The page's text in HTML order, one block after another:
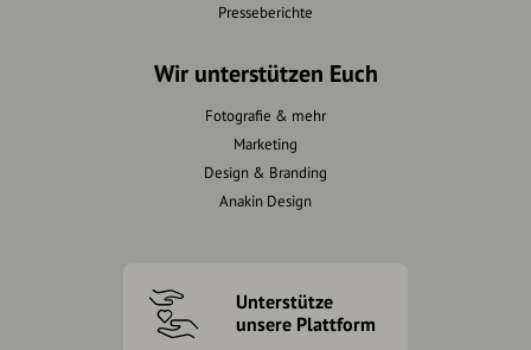
Presseberichte
Wir unterstützen Euch
Fotografie & mehr
Marketing
Design & Branding
Anakin Design
Unterstütze
unsere Plattform